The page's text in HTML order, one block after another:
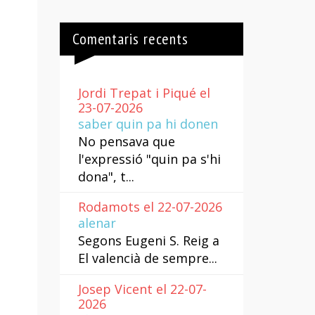
Comentaris recents
Jordi Trepat i Piqué el
23-07-2026
saber quin pa hi donen
No pensava que
l'expressió "quin pa s'hi
dona", t...
Rodamots el 22-07-2026
alenar
Segons Eugeni S. Reig a
El valencià de sempre...
Josep Vicent el 22-07-
2026